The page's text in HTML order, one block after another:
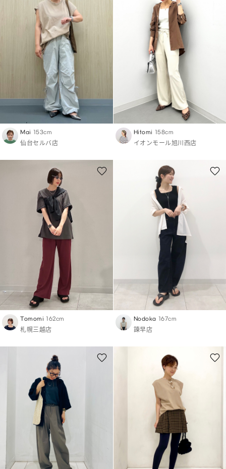
Mai 153cm
仙台セルバ店
Hitomi 158cm
イオンモール旭川西店
Tomomi 162cm
札幌三越店
Nodoka 167cm
諫早店